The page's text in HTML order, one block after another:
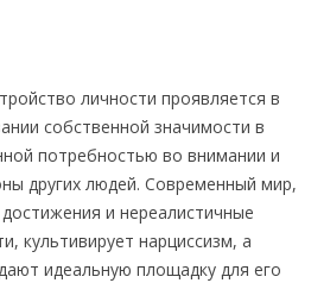
личности проявляется в
собственной значимости в
потребностью во внимании и
других людей. Современный мир,
и нереалистичные
культивирует нарциссизм, а
идеальную площадку для его